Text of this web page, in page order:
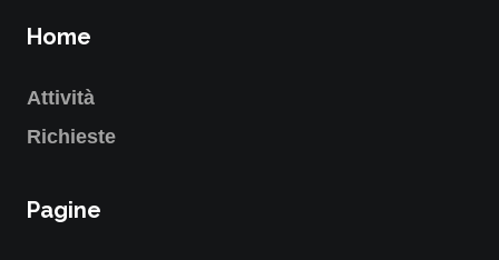
Home
Attività
Richieste
Pagine